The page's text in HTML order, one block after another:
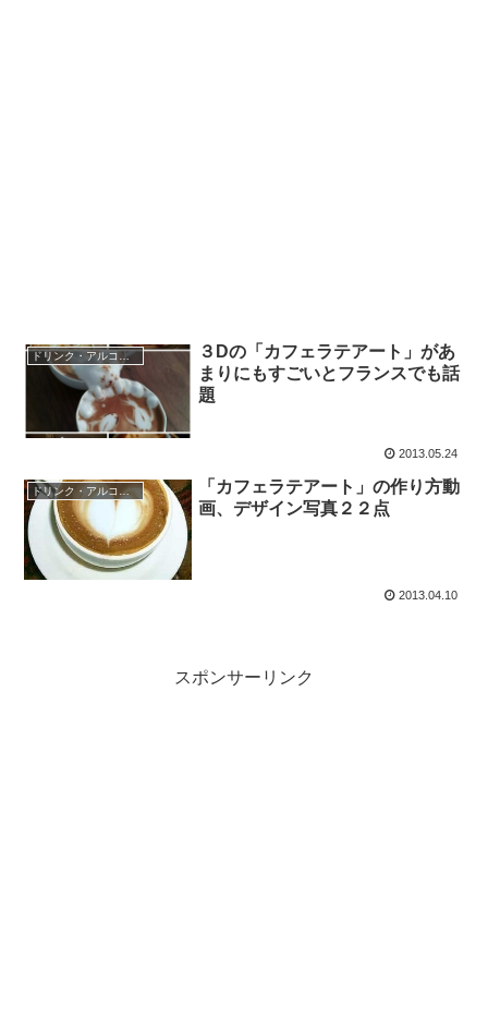
ドリンク・アルコール
３Dの「カフェラテアート」があ
まりにもすごいとフランスでも話
題
2013.05.24
ドリンク・アルコール
「カフェラテアート」の作り方動
画、デザイン写真２２点
2013.04.10
スポンサーリンク